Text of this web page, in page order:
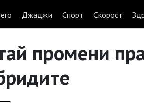
Джаджи Спорт Скорост
промени